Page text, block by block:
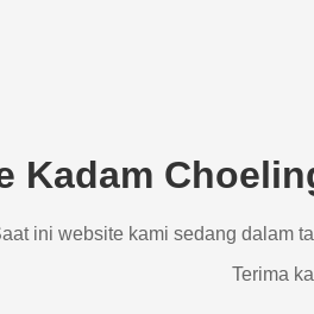
Kadam
ini website kami sedang dalam
Terima